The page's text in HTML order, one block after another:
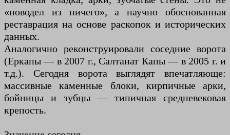
«новодел из ничего», а научно обоснованная
реставрация на основе раскопок и исторических
данных.
Аналогично реконструировали соседние ворота
(Еркапы — в 2007 г., Салтанат Капы — в 2005 г. и
т.д.). Сегодня ворота выглядят впечатляюще:
массивные каменные блоки, кирпичные арки,
бойницы и зубцы — типичная средневековая
крепость.